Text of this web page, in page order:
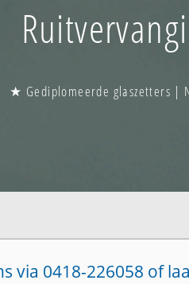
★ Gediplomeerde glaszetters |
via 0418-226058 of